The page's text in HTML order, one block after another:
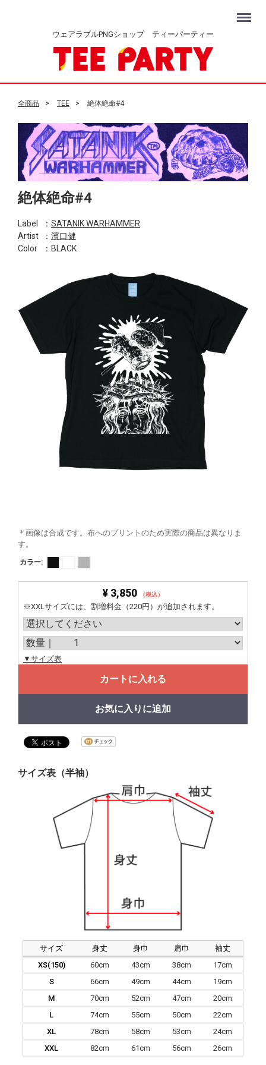
ウェアラブルPNGショップ ティーパーティー
Menu
全商品 TEE 絶体絶命#4
絶体絶命#4
Label ： SATANIK WARHAMMER
Artist
： 濱口健
Color
：BLACK
＊画像は合成です。布へのプリントのため実際の商品は異なりま
す。
カラー:
¥ 3,850 （税込）
※XXLサイズには、割増料金（220円）が追加されます。
▼サイズ表
カートに入れる
お気に入りに追加
サイズ表（半袖）
サイズ 身丈 身巾 肩巾
袖丈
XS(150)
60cm 43cm 38cm
17cm
S
66cm 49cm 44cm
19cm
M
70cm 52cm 47cm
20cm
L
74cm 55cm 50cm
22cm
XL
78cm 58cm 53cm
24cm
XXL
82cm 61cm 56cm 26cm